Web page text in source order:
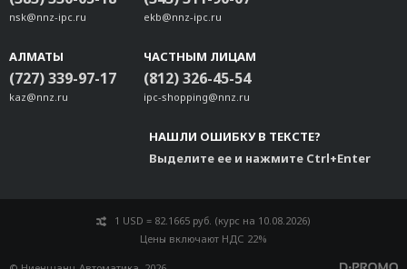
nsk@nnz-ipc.ru ekb@nnz-ipc.ru
АЛМАТЫ
(727) 339-97-17
kaz@nnz.ru
ЧАСТНЫМ ЛИЦАМ
(812) 326-45-54
ipc-shopping@nnz.ru
НАШЛИ ОШИБКУ В ТЕКСТЕ?
Выделите ее и нажмите Ctrl+Enter
1 USD = 82.1665 руб. (курс на 10.08.2026)
Цены включают НДС 22%